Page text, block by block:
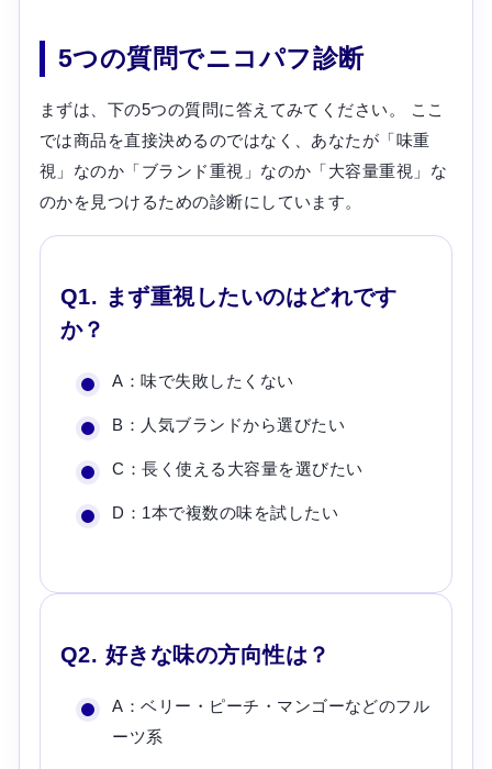
5つの質問でニコパフ診断
まずは、下の5つの質問に答えてみてください。 ここ
では商品を直接決めるのではなく、あなたが「味重
視」なのか「ブランド重視」なのか「大容量重視」な
のかを見つけるための診断にしています。
Q1. まず重視したいのはどれです
か？
A：味で失敗したくない
B：人気ブランドから選びたい
C：長く使える大容量を選びたい
D：1本で複数の味を試したい
Q2. 好きな味の方向性は？
A：ベリー・ピーチ・マンゴーなどのフル
ーツ系